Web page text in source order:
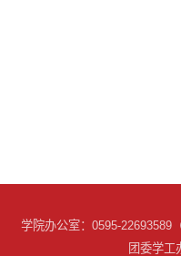
学院办公室：0595-22693589
团委学工